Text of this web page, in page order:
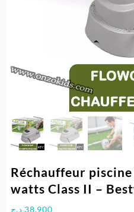
Réchauffeur
watts Class II –
38.900 د.ج